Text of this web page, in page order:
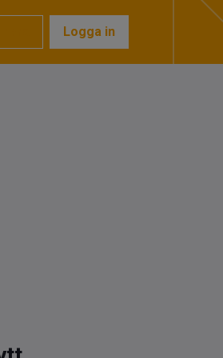
Logga in